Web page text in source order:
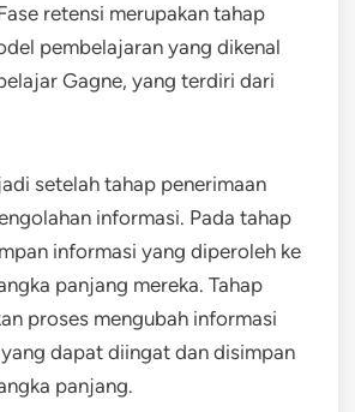
retensi merupakan tahap
pembelajaran yang dikenal
Gagne, yang terdiri dari
setelah tahap penerimaan
informasi. Pada tahap
informasi yang diperoleh ke
panjang mereka. Tahap
proses mengubah informasi
dapat diingat dan disimpan
panjang.